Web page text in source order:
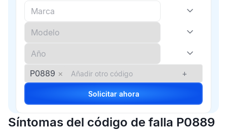
P0889 × +
Solicitar ahora
Síntomas del código de falla P0889